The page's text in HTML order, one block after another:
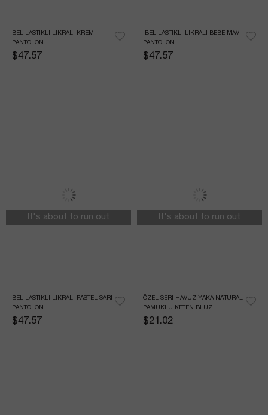
BEL LASTIKLI LIKRALI KREM
PANTOLON
$47.57
PANTOLON
$47.57
BEL LASTIKLI LIKRALI PASTEL SARI
PANTOLON
$47.57
It's about to run out
ÖZEL SERI HAVUZ YAKA NATURAL
PAMUKLU KETEN BLUZ
$21.02
It's about to run out